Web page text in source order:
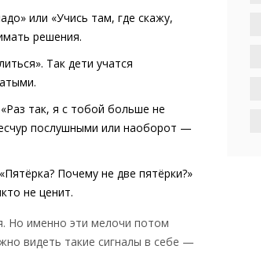
или «Учись там, где скажу,
решения.
Так дети учатся
так, я с тобой больше не
послушными или наоборот —
Почему не две пятёрки?»
не ценит.
Но именно эти мелочи потом
видеть такие сигналы в себе —